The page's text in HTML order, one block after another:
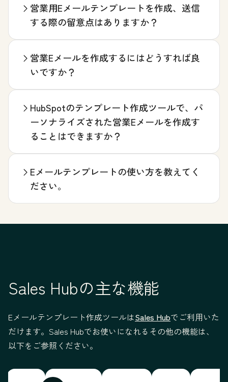
営業用Eメールテンプレートを作成、送信
する際の留意点はありますか？
営業Eメールを作成するにはどうすれば良
いですか？
HubSpotのテンプレート作成ツールで、パ
ーソナライズされた営業Eメールを作成す
ることはできますか？
Eメールテンプレートの使い方を教えてく
ださい。
Sales Hubの主な機能
Eメールテンプレート作成ツールはSales Hubでご利用いた
だけます。Sales Hubでお使いになれるその他の機能は、
以下をご参照ください。